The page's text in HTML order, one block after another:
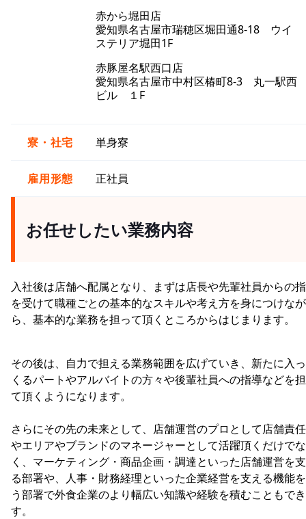
赤から堀田店
愛知県名古屋市瑞穂区堀田通8-18 ウイ
ステリア堀田1F
赤豚屋名駅西口店
愛知県名古屋市中村区椿町8-3 丸一駅西
ビル １F
寮・社宅 単身寮
雇用形態 正社員
お任せしたい業務内容
入社後は店舗へ配属となり、まずは店長や先輩社員からの
を受けて職種ごとの基本的なスキルや考え方を身につけなが
ら、基本的な業務を担って頂くところからはじまります。
その後は、自力で担える業務範囲を広げていき、新たに入
くるパートやアルバイトの方々や後輩社員への指導などを
て頂くようになります。
さらにその先の未来として、店舗運営のプロとして店舗責
やエリアやブランドのマネージャーとして活躍頂くだけでな
く、マーケティング・商品企画・調達といった店舗運営を
る部署や、人事・財務経理といった企業経営を支える機能
う部署で外食企業のより幅広い知識や経験を積むこともで
す。